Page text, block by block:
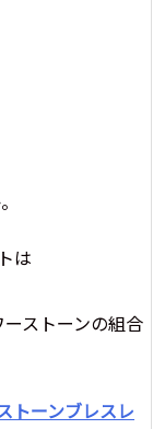
は
ストーンの組合
トーンブレスレ